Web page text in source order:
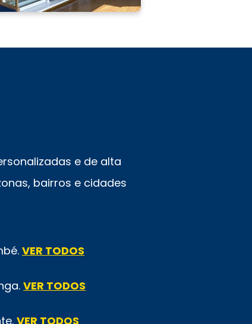
e de alta
bairros e cidades
VER TODOS
VER TODOS
VER TODOS